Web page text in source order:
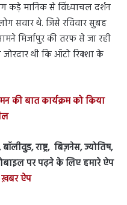
कड़े मानिक से विंध्याचल दर्शन
सवार थे. जिसे रविवार सुबह
मिर्जापुर की तरफ से जा रही
थी कि ऑटो रिक्शा के
की बात कार्यक्रम को किया
राष्ट्र, बिज़नेस, ज्योतिष,
पर पढ़ने के लिए हमारे ऐप
ख़बर ऐप